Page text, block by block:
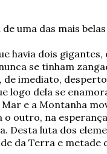
uma das mais
havia dois gigantes,
se tinham
de imediato,
logo dela se
e a Montanha
outro, na
Desta luta dos
da Terra e metade